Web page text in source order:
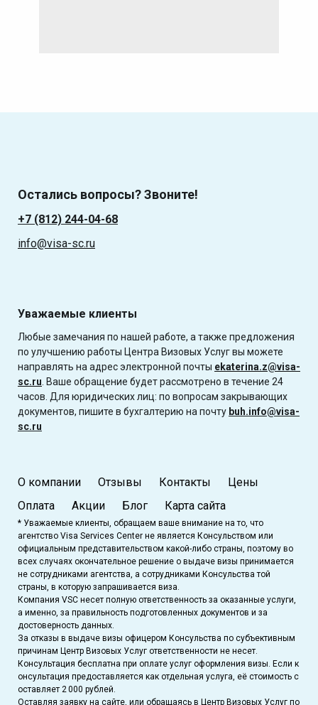
Остались вопросы? Звоните!
+7 (812) 244-04-68
info@visa-sc.ru
Уважаемые клиенты
Любые замечания по нашей работе, а также предложения
по улучшению работы Центра Визовых Услуг вы можете
направлять на адрес электронной почты ekaterina.z@visa-
sc.ru . Ваше обращение будет рассмотрено в течение 24
часов. Для юридических лиц: по вопросам закрывающих
документов, пишите в бухгалтерию на почту buh.info@visa-
sc.ru
О компании Отзывы Контакты
Цены
Оплата
Акции Блог Карта сайта
* Уважаемые клиенты, обращаем ваше внимание на то, что
агентство Visa Services Center не является Консульством или
официальным представительством какой-либо страны, поэтому во
всех случаях окончательное решение о выдаче визы принимается
не сотрудниками агентства, а сотрудниками Консульства той
страны, в которую запрашивается виза.
Компания VSC несет полную ответственность за оказанные услуги,
а именно, за правильность подготовленных документов и за
достоверность данных.
За отказы в выдаче визы офицером Консульства по субъективным
причинам Центр Визовых Услуг ответственности не несет.
Консультация бесплатна при оплате услуг оформления визы. Если к
онсультация предоставляется как отдельная услуга, её стоимость с
оставляет 2 000 рублей.
Оставляя заявку на сайте, или обращаясь в Центр Визовых Услуг по